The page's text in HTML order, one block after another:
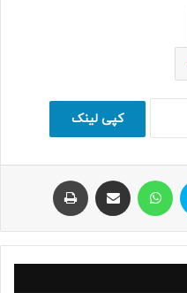
کپی لینک
اسکایپ اشتراک با ایمیل